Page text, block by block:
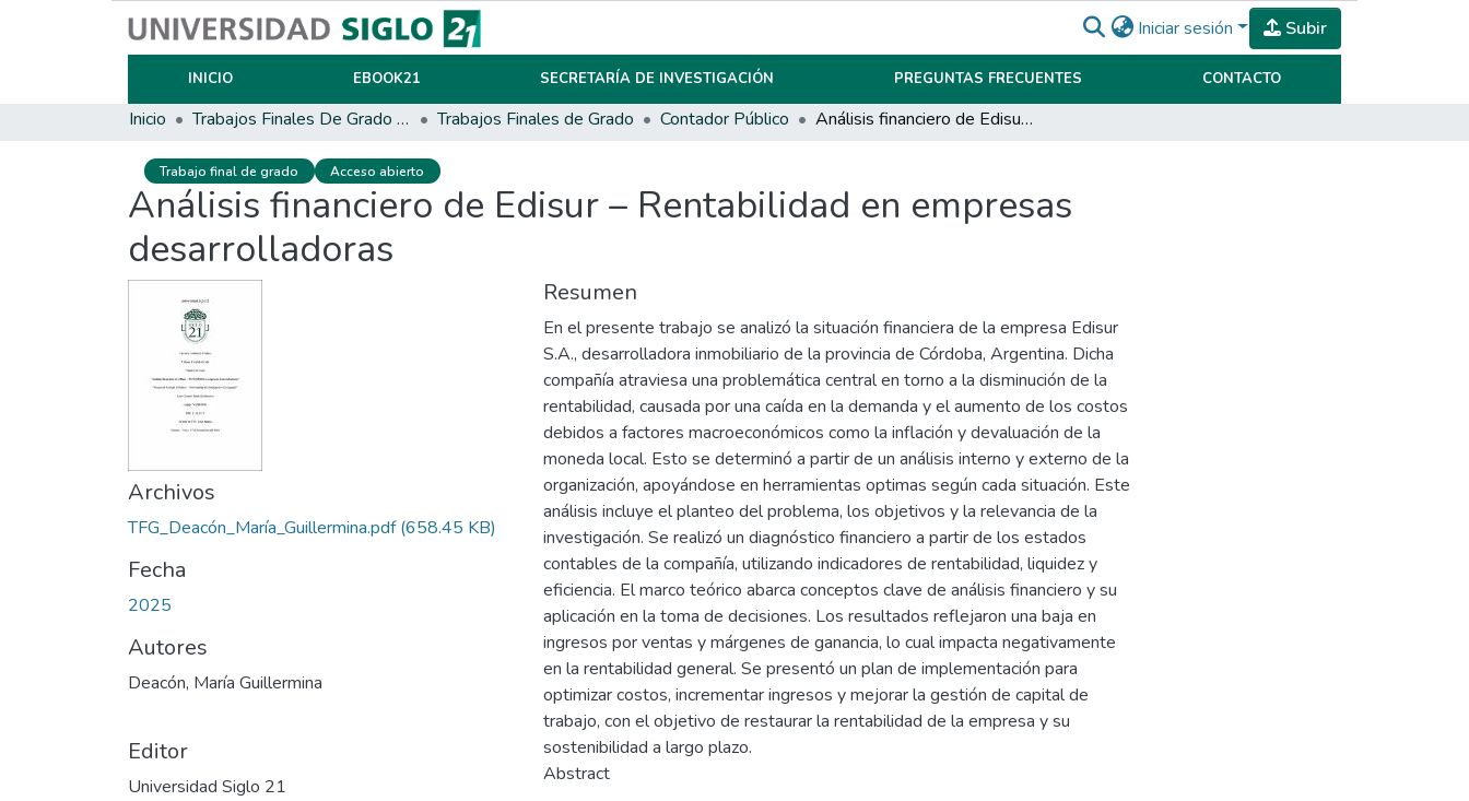
Iniciar sesión Subir
INICIO EBOOK21 SECRETARÍA DE INVESTIGACIÓN PREGUNTAS FRECUENTES CONTACTO
Inicio Trabajos Finales De Grado Y Posgrado Trabajos Finales de Grado Contador Público Análisis financiero de Edisur – Rentabilidad en empresas desarrolladoras
Trabajo final de grado Acceso abierto
Análisis financiero de Edisur – Rentabilidad en empresas
desarrolladoras
Archivos
TFG_Deacón_María_Guillermina.pdf(658.45 KB)
Fecha
2025
Autores
Deacón, María Guillermina
Editor
Universidad Siglo 21
Resumen
En el presente trabajo se analizó la situación financiera de la empresa Edisur
S.A., desarrolladora inmobiliario de la provincia de Córdoba, Argentina. Dicha
compañía atraviesa una problemática central en torno a la disminución de la
rentabilidad, causada por una caída en la demanda y el aumento de los costos
debidos a factores macroeconómicos como la inflación y devaluación de la
moneda local. Esto se determinó a partir de un análisis interno y externo de la
organización, apoyándose en herramientas optimas según cada situación. Este
análisis incluye el planteo del problema, los objetivos y la relevancia de la
investigación. Se realizó un diagnóstico financiero a partir de los estados
contables de la compañía, utilizando indicadores de rentabilidad, liquidez y
eficiencia. El marco teórico abarca conceptos clave de análisis financiero y su
aplicación en la toma de decisiones. Los resultados reflejaron una baja en
ingresos por ventas y márgenes de ganancia, lo cual impacta negativamente
en la rentabilidad general. Se presentó un plan de implementación para
optimizar costos, incrementar ingresos y mejorar la gestión de capital de
trabajo, con el objetivo de restaurar la rentabilidad de la empresa y su
sostenibilidad a largo plazo.
Abstract